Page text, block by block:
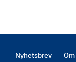
Nyhetsbrev